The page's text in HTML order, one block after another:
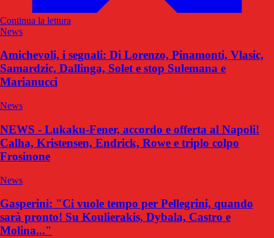
Continua la lettura
News
Amichevoli, i segnali: Di Lorenzo, Pinamonti, Vlasic,
Samardzic, Dallinga, Solet e stop Sulemana e
Marianucci
News
NEWS - Lukaku-Fener, accordo e offerta al Napoli!
Calha, Kristensen, Endrick, Rowe e triplo colpo
Frosinone
News
Gasperini: "Ci vuole tempo per Pellegrini, quando
sarà pronto! Su Koulierakis, Dybala, Castro e
Molina..."